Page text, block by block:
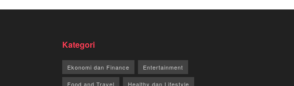
Kategori
Ekonomi dan Finance Entertainment
Food and Travel Healthy dan Lifestyle